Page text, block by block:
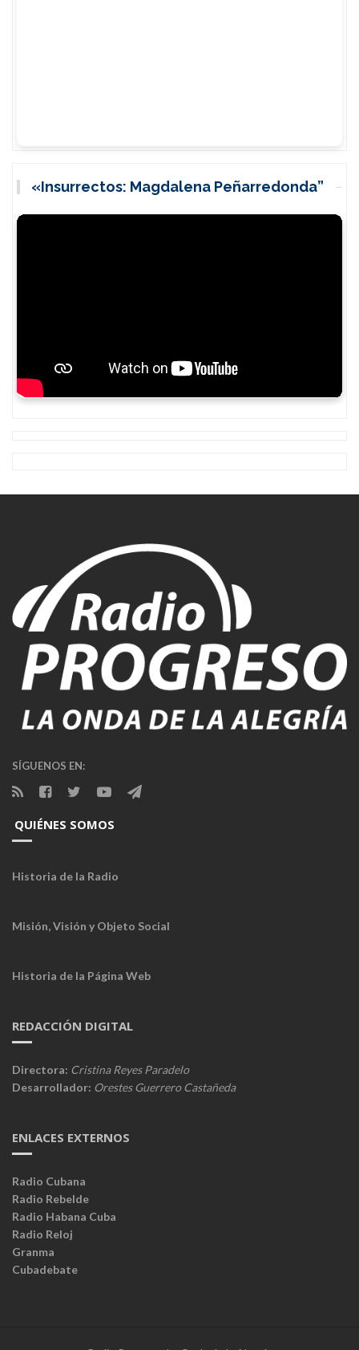
«Insurrectos: Magdalena Peñarredonda”
SÍGUENOS EN:
QUIÉNES SOMOS
Historia de la Radio
Misión, Visión y Objeto Social
Historia de la Página Web
REDACCIÓN DIGITAL
Directora: Cristina Reyes Paradelo
Desarrollador: Orestes Guerrero Castañeda
ENLACES EXTERNOS
Radio Cubana
Radio Rebelde
Radio Habana Cuba
Radio Reloj
Granma
Cubadebate